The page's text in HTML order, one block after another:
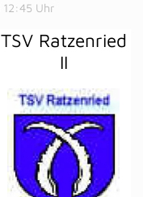
12:45 Uhr
TSV Ratzenried
II